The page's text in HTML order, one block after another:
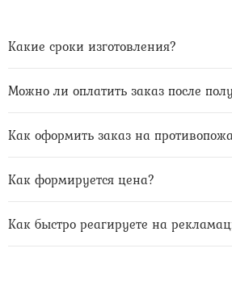
Какие сроки изготовления?
Можно ли оплатить заказ после
Как оформить заказ на
Как формируется цена?
Как быстро реагируете на